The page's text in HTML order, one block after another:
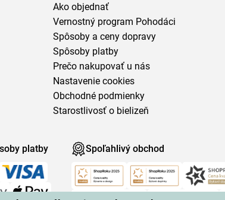
Ako objednať
Vernostný program Pohodáci
Spôsoby a ceny dopravy
Spôsoby platby
Prečo nakupovať u nás
Nastavenie cookies
Obchodné podmienky
Starostlivosť o bielizeň
platby Spoľahlivý obchod